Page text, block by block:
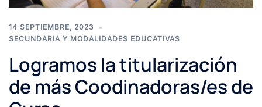
14 SEPTIEMBRE, 2023
SECUNDARIA Y MODALIDADES EDUCATIVAS
Logramos la titularización
de más Coodinadoras/es de